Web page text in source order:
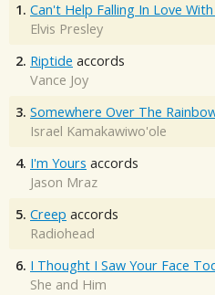
1. Can't Help Falling In Love With
Elvis Presley
2. Riptide accords
Vance Joy
3. Somewhere Over The
Israel Kamakawiwo'ole
4. I'm Yours accords
Jason Mraz
5. Creep accords
Radiohead
6. I Thought I Saw Your Face
She and Him